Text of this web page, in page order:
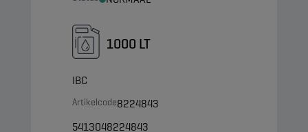
1000 LT
IBC
Artikelcode8224843
5413048224843